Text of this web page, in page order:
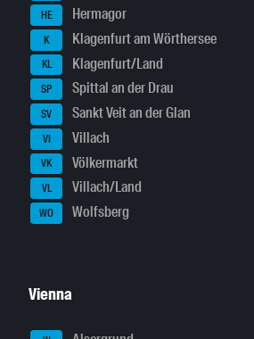
HE Hermagor
K Klagenfurt am Wörthersee
KL Klagenfurt/Land
SP Spittal an der Drau
SV Sankt Veit an der Glan
VI Villach
VK Völkermarkt
VL Villach/Land
WO Wolfsberg
Vienna